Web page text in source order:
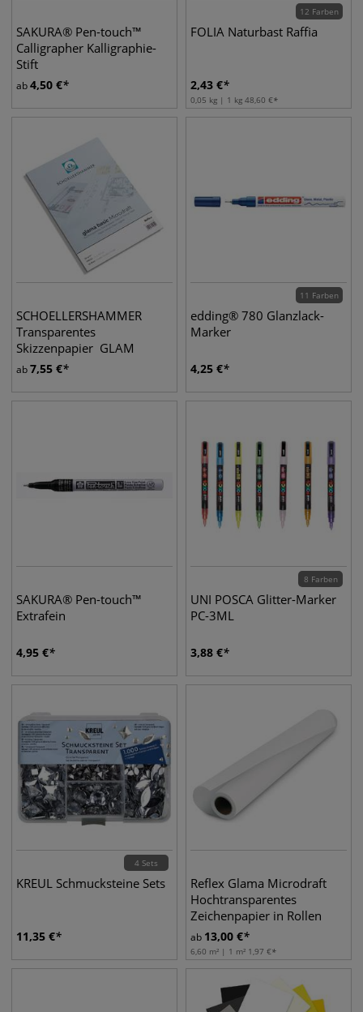
SAKURA® Pen-touch™
Calligrapher Kalligraphie-
Stift
ab4,50 €
12 Farben
FOLIA Naturbast Raffia
2,43 €
0,05 kg | 1 kg 48,60 €
SCHOELLERSHAMMER
Transparentes
Skizzenpapier GLAM
AMICRODRAFT als Blöcke
ab7,55 €
11 Farben
edding® 780 Glanzlack-
Marker
4,25 €
SAKURA® Pen-touch™
Extrafein
4,95 €
8 Farben
UNI POSCA Glitter-Marker
PC-3ML
3,88 €
4 Sets
KREUL Schmucksteine Sets
11,35 €
Reflex Glama Microdraft
Hochtransparentes
Zeichenpapier in Rollen
ab 13,00 €
6,60 m² | 1 m² 1,97 €